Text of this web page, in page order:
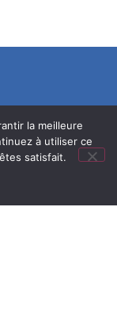
la meilleure
à utiliser ce
satisfait.